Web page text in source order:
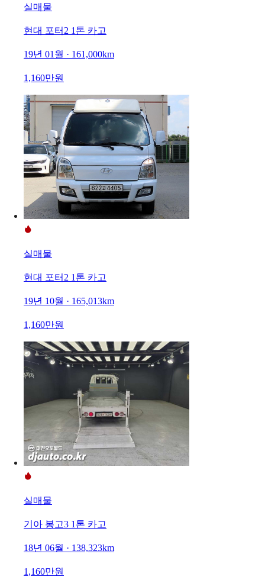
실매물
현대 포터2 1톤 카고
19년 01월 · 161,000km
1,160만원
실매물
현대 포터2 1톤 카고
19년 10월 · 165,013km
1,160만원
실매물
기아 봉고3 1톤 카고
18년 06월 · 138,323km
1,160만원